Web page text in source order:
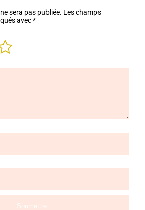
sera pas publiée. Les champs
avec*